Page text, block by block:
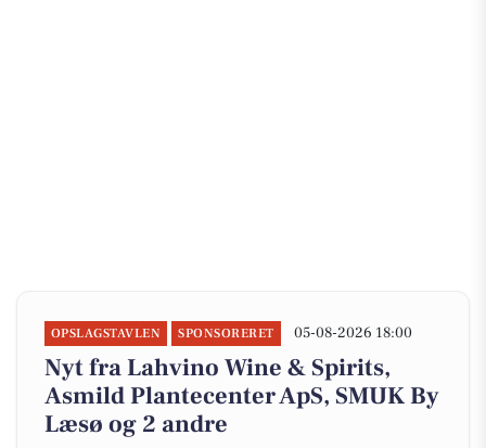
OPSLAGSTAVLEN SPONSORERET 05-08-2026 18:00
Nyt fra Lahvino Wine & Spirits,
Asmild Plantecenter ApS, SMUK By
Læsø og 2 andre